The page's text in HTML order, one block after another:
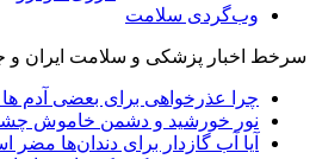
وب‌گردی سلامت
سرخط اخبار پزشکی و سلامت ایران و
چرا عذرخواهی برای بعضی آدم
نور خورشید و دشمن خاموش
آیا آب گازدار برای دندان‌ها مضر